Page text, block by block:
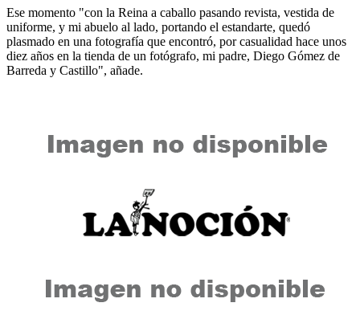
Ese momento "con la Reina a caballo pasando revista, vestida de
uniforme, y mi abuelo al lado, portando el estandarte, quedó
plasmado en una fotografía que encontró, por casualidad hace unos
diez años en la tienda de un fotógrafo, mi padre, Diego Gómez de
Barreda y Castillo", añade.